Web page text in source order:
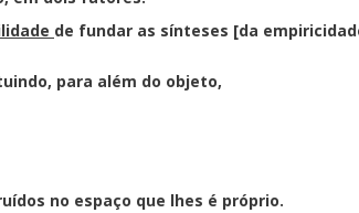
de fundar as sínteses [da
para além do objeto,
no espaço que lhes é próprio.